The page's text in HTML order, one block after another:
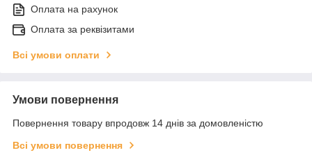
Оплата на рахунок
Оплата за реквізитами
Всі умови оплати
Умови повернення
Повернення товару впродовж 14 днів за домовленістю
Всі умови повернення